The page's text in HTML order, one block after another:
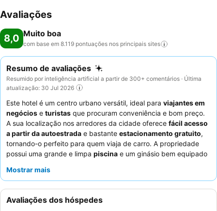
Avaliações
8,0 Muito boa
com base em 8.119 pontuações nos principais sites
Resumo de avaliações
Resumido por inteligência artificial a partir de 300+ comentários · Última
atualização: 30 Jul 2026
Este hotel é um centro urbano versátil, ideal para viajantes em
negócios e turistas que procuram conveniência e bom preço.
A sua localização nos arredores da cidade oferece fácil acesso
a partir da autoestrada e bastante estacionamento gratuito,
tornando-o perfeito para quem viaja de carro. A propriedade
possui uma grande e limpa piscina e um ginásio bem equipado
consistentemente os
opções. Para uma experiência mais tranquila, os hóspedes
devem solicitar um quarto virado para o jardim.
Mostrar mais
Avaliações dos hóspedes